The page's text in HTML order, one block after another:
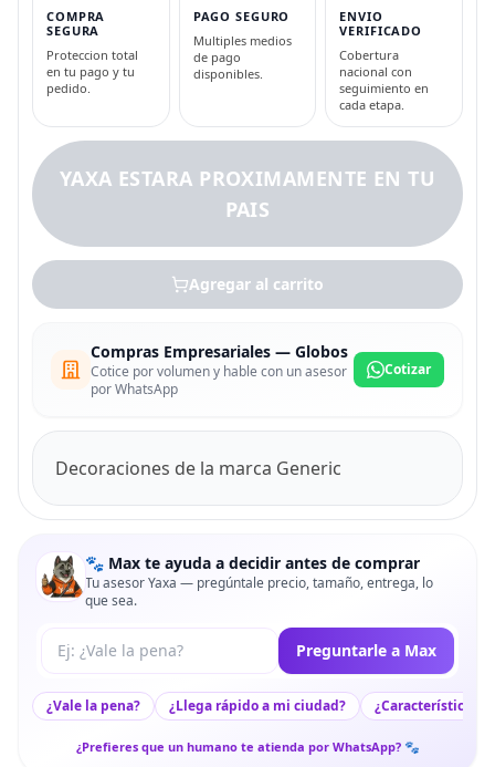
COMPRA
SEGURA
Proteccion total
en tu pago y tu
pedido.
PAGO SEGURO
Multiples medios
de pago
disponibles.
ENVIO
VERIFICADO
Cobertura
nacional con
seguimiento en
cada etapa.
YAXA ESTARA PROXIMAMENTE EN TU
PAIS
Agregar al carrito
Compras Empresariales — Globos
Cotice por volumen y hable con un asesor
por WhatsApp
Cotizar
Decoraciones de la marca Generic
🐾 Max te ayuda a decidir antes de comprar
Tu asesor Yaxa — pregúntale precio, tamaño, entrega, lo
que sea.
Tu pregunta a Max Preguntarle a Max
¿Vale la pena? ¿Llega rápido a mi ciudad? ¿Características
¿Prefieres que un humano te atienda por WhatsApp? 🐾